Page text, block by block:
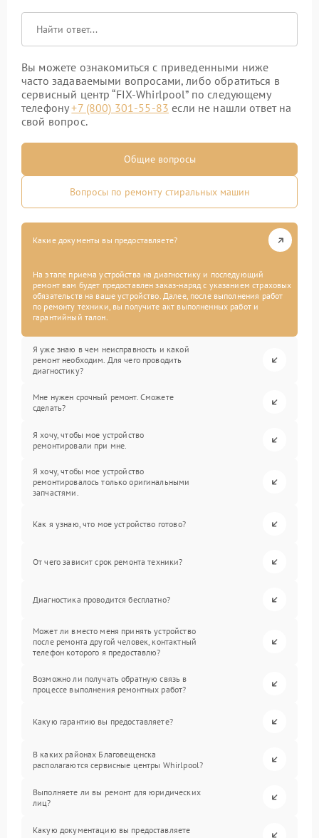
Вы можете ознакомиться с приведенными ниже
часто задаваемыми вопросами, либо обратиться в
сервисный центр “FIX-Whirlpool” по следующему
телефону+7 (800) 301-55-83 если не нашли ответ на
свой вопрос.
Общие вопросы
Вопросы по ремонту стиральных машин
Какие документы вы предоставляете?
На этапе приема устройства на диагностику и последующий
ремонт вам будет предоставлен заказ-наряд с указанием страховых
обязательств на ваше устройство. Далее, после выполнения работ
по ремонту техники, вы получите акт выполненных работ и
гарантийный талон.
Я уже знаю в чем неисправность и какой
ремонт необходим. Для чего проводить
диагностику?
Мне нужен срочный ремонт. Сможете
сделать?
Я хочу, чтобы мое устройство
ремонтировали при мне.
Я хочу, чтобы мое устройство
ремонтировалось только оригинальными
запчастями.
Как я узнаю, что мое устройство готово?
От чего зависит срок ремонта техники?
Диагностика проводится бесплатно?
Может ли вместо меня принять устройство
после ремонта другой человек, контактный
телефон которого я предоставлю?
Возможно ли получать обратную связь в
процессе выполнения ремонтных работ?
Какую гарантию вы предоставляете?
В каких районах Благовещенска
располагаются сервисные центры Whirlpool?
Выполняете ли вы ремонт для юридических
лиц?
Какую документацию вы предоставляете